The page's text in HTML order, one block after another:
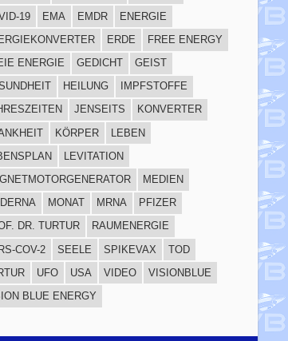
19
EMA EMDR
ENERGIE
ERDE
FREE ENERGY
ENERGIE
GEDICHT
GEIST
HEILUNG
IMPFSTOFFE
JENSEITS
KONVERTER
KÖRPER
LEBEN
LEVITATION
MEDIEN
MONAT MRNA
PFIZER
DR. TURTUR
RAUMENERGIE
COV-2
SEELE SPIKEVAX
TOD
UFO USA VIDEO
VISIONBLUE
BLUE ENERGY